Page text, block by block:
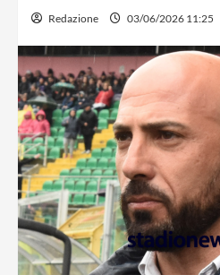
Redazione 03/06/2026 11:25